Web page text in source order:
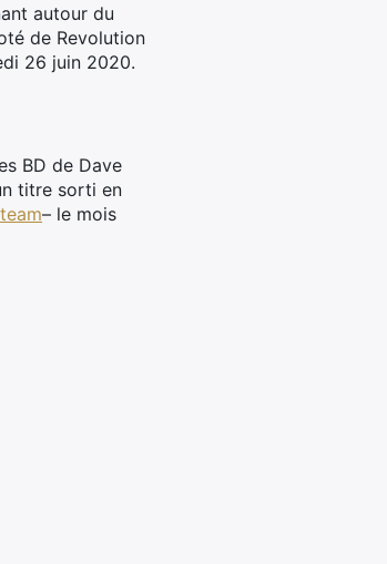
autour du
de Revolution
26 juin 2020.
BD de Dave
titre sorti en
– le mois